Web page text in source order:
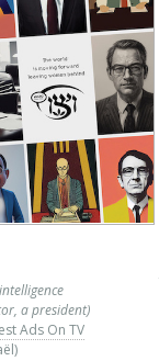
intelligence
a president)
Ads On TV